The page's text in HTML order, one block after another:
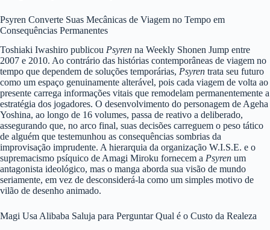
Psyren Converte Suas Mecânicas de Viagem no Tempo em
Consequências Permanentes
Toshiaki Iwashiro publicou Psyren na Weekly Shonen Jump entre
2007 e 2010. Ao contrário das histórias contemporâneas de viagem no
tempo que dependem de soluções temporárias, Psyren trata seu futuro
como um espaço genuinamente alterável, pois cada viagem de volta ao
presente carrega informações vitais que remodelam permanentemente a
estratégia dos jogadores. O desenvolvimento do personagem de Ageha
Yoshina, ao longo de 16 volumes, passa de reativo a deliberado,
assegurando que, no arco final, suas decisões carreguem o peso tático
de alguém que testemunhou as consequências sombrias da
improvisação imprudente. A hierarquia da organização W.I.S.E. e o
supremacismo psíquico de Amagi Miroku fornecem a Psyren um
antagonista ideológico, mas o manga aborda sua visão de mundo
seriamente, em vez de desconsiderá-la como um simples motivo de
vilão de desenho animado.
Magi Usa Alibaba Saluja para Perguntar Qual é o Custo da Realeza